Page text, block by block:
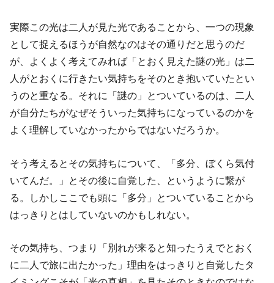
実際この光は二人が見た光であることから、一つの現象
として捉えるほうが自然なのはその通りだと思うのだ
が、よくよく考えてみれば「とおく見えた謎の光」は二
人がとおくに行きたい気持ちをそのとき抱いていたとい
うのと重なる。それに「謎の」とついているのは、二人
が自分たちがなぜそういった気持ちになっているのかを
よく理解していなかったからではないだろうか。
そう考えるとその気持ちについて、「多分、ぼくら気付
いてんだ。」とその後に自覚した、というように繋が
る。しかしここでも頭に「多分」とついていることから
はっきりとはしていないのかもしれない。
その気持ち、つまり「別れが来ると知ったうえでとおく
に二人で旅に出たかった」理由をはっきりと自覚したタ